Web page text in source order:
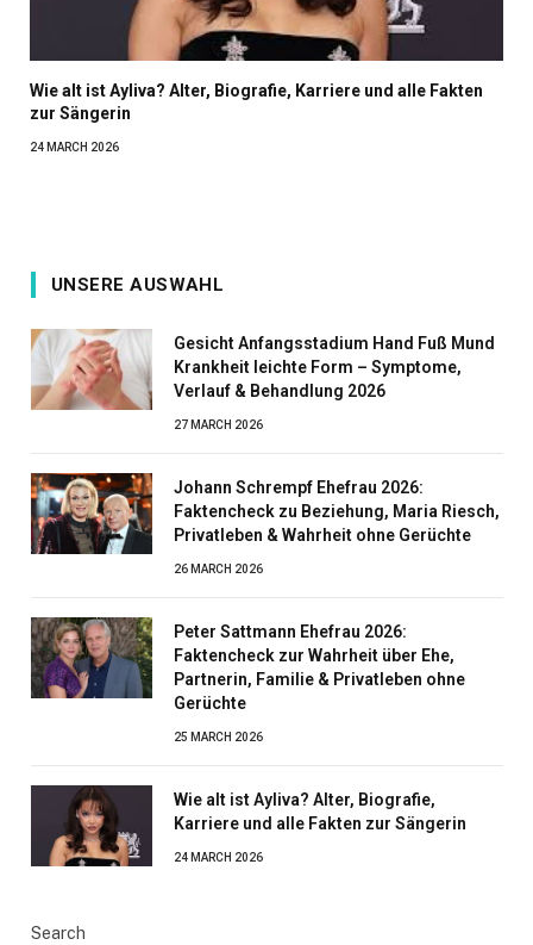
Wie alt ist Ayliva? Alter, Biografie, Karriere und alle Fakten
zur Sängerin
24 MARCH 2026
UNSERE AUSWAHL
Gesicht Anfangsstadium Hand Fuß Mund
Krankheit leichte Form – Symptome,
Verlauf & Behandlung 2026
27 MARCH 2026
Johann Schrempf Ehefrau 2026:
Faktencheck zu Beziehung, Maria Riesch,
Privatleben & Wahrheit ohne Gerüchte
26 MARCH 2026
Peter Sattmann Ehefrau 2026:
Faktencheck zur Wahrheit über Ehe,
Partnerin, Familie & Privatleben ohne
Gerüchte
25 MARCH 2026
Wie alt ist Ayliva? Alter, Biografie,
Karriere und alle Fakten zur Sängerin
24 MARCH 2026
Search